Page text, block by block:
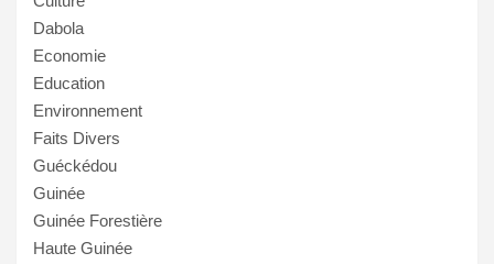
Dabola
Economie
Education
Environnement
Faits Divers
Guéckédou
Guinée
Guinée Forestière
Haute Guinée